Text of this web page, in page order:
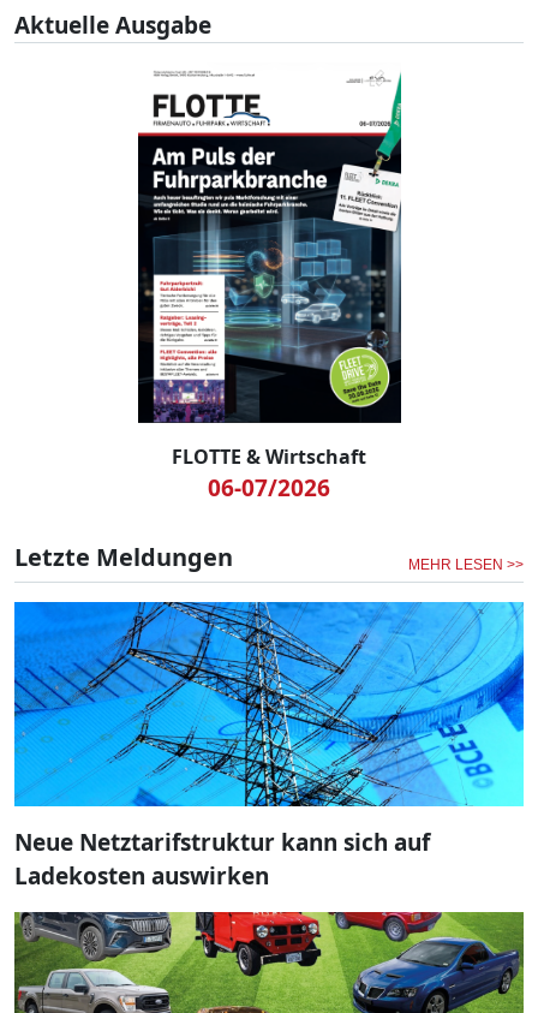
Aktuelle Ausgabe
FLOTTE & Wirtschaft
06-07/2026
Letzte Meldungen MEHR LESEN >>
Neue Netztarifstruktur kann sich auf
Ladekosten auswirken